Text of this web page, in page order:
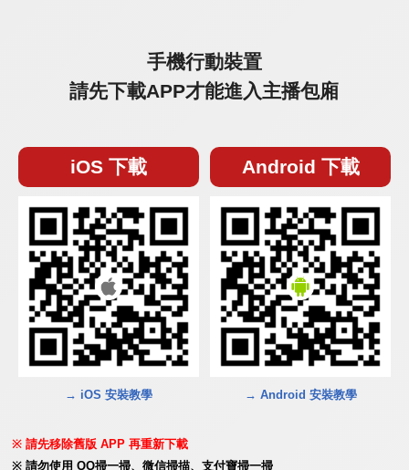
手機行動裝置
請先下載APP才能進入主播包廂
iOS 下載
→ iOS 安裝教學
Android 下載
→ Android 安裝教學
請先移除舊版 APP 再重新下載
請勿使用 QQ掃一掃、微信掃描、支付寶掃一掃